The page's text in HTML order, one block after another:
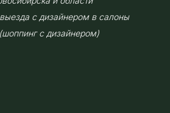
с дизайнером в салоны
с дизайнером)